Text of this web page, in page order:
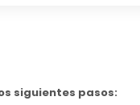
siguientes pasos: